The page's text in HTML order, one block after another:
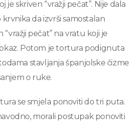
je skriven “vražji pečat”. Nije dala
krvnika da izvrši samostalan
“vražji pečat” na vratu koji je
Potom je tortura podignuta
stavljanja španjolske čizme
o ruke.
se smjela ponoviti do tri puta.
morali postupak ponoviti